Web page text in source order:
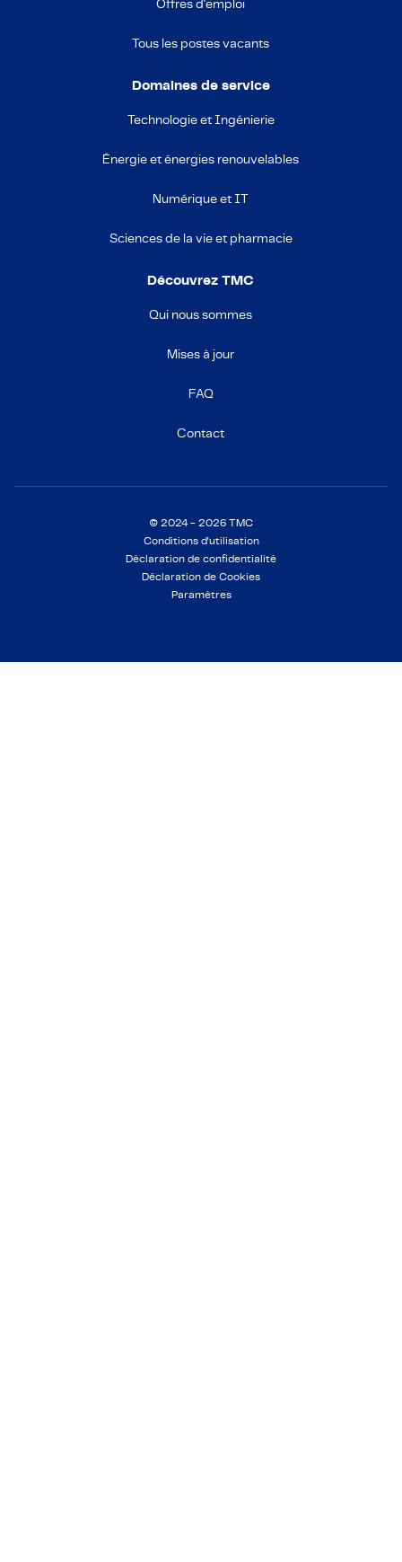
Offres d'emploi
Tous les postes vacants
Domaines de service
Technologie et Ingénierie
Énergie et énergies renouvelables
Numérique et IT
Sciences de la vie et pharmacie
Découvrez TMC
Qui nous sommes
Mises à jour
FAQ
Contact
© 2024 - 2026 TMC
Conditions d'utilisation
Déclaration de confidentialité
Déclaration de Cookies
Paramètres